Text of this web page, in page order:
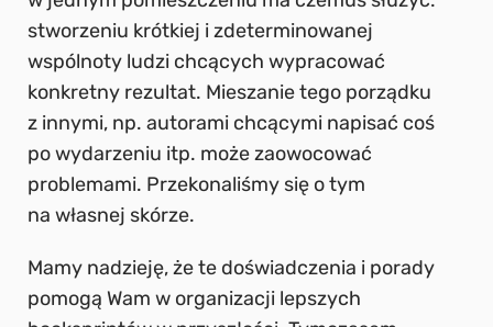
stworzeniu krótkiej i zdeterminowanej
wspólnoty ludzi chcących wypracować
konkretny rezultat. Mieszanie tego porządku
z innymi, np. autorami chcącymi napisać coś
po wydarzeniu itp. może zaowocować
problemami. Przekonaliśmy się o tym
na własnej skórze.
Mamy nadzieję, że te doświadczenia i porady
pomogą Wam w organizacji lepszych